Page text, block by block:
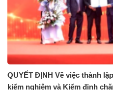
QUYẾT ĐỊNH Về việc thành
kiểm nghiệm và Kiểm định